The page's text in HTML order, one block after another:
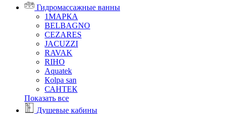
Гидромассажные ванны
1МАРКА
BELBAGNO
CEZARES
JACUZZI
RAVAK
RIHO
Аquatek
Кolpa san
САНТЕК
Показать все
Душевые кабины